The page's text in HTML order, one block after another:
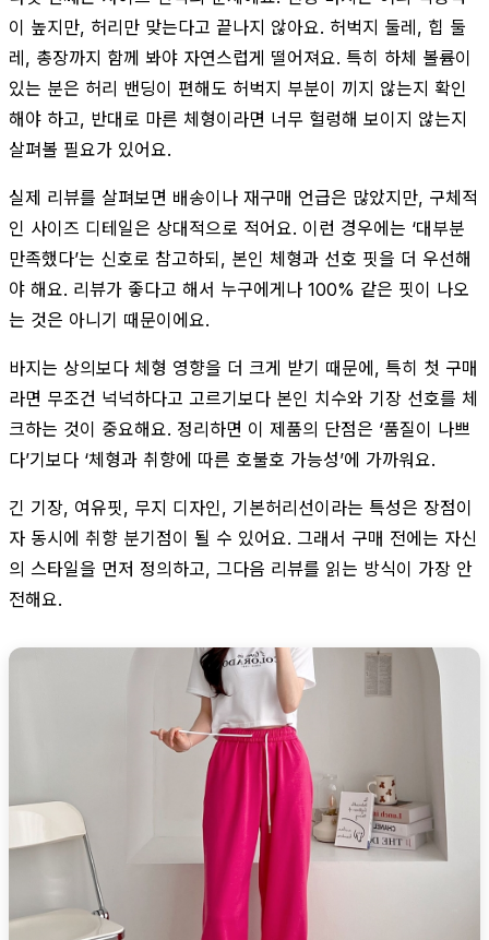
이 높지만, 허리만 맞는다고 끝나지 않아요. 허벅지 둘레, 힙 둘
레, 총장까지 함께 봐야 자연스럽게 떨어져요. 특히 하체 볼륨이
있는 분은 허리 밴딩이 편해도 허벅지 부분이 끼지 않는지 확인
해야 하고, 반대로 마른 체형이라면 너무 헐렁해 보이지 않는지
살펴볼 필요가 있어요.
실제 리뷰를 살펴보면 배송이나 재구매 언급은 많았지만, 구체적
인 사이즈 디테일은 상대적으로 적어요. 이런 경우에는 ‘대부분
만족했다’는 신호로 참고하되, 본인 체형과 선호 핏을 더 우선해
야 해요. 리뷰가 좋다고 해서 누구에게나 100% 같은 핏이 나오
는 것은 아니기 때문이에요.
바지는 상의보다 체형 영향을 더 크게 받기 때문에, 특히 첫 구매
라면 무조건 넉넉하다고 고르기보다 본인 치수와 기장 선호를 체
크하는 것이 중요해요. 정리하면 이 제품의 단점은 ‘품질이 나쁘
다’기보다 ‘체형과 취향에 따른 호불호 가능성’에 가까워요.
긴 기장, 여유핏, 무지 디자인, 기본허리선이라는 특성은 장점이
자 동시에 취향 분기점이 될 수 있어요. 그래서 구매 전에는 자신
의 스타일을 먼저 정의하고, 그다음 리뷰를 읽는 방식이 가장 안
전해요.